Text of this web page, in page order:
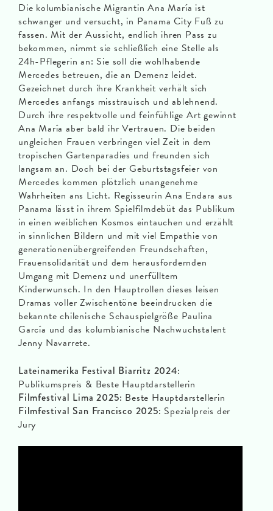
Die kolumbianische Migrantin Ana María ist
schwanger und versucht, in Panama City Fuß zu
fassen. Mit der Aussicht, endlich ihren Pass zu
bekommen, nimmt sie schließlich eine Stelle als
24h-Pflegerin an: Sie soll die wohlhabende
Mercedes betreuen, die an Demenz leidet.
Gezeichnet durch ihre Krankheit verhält sich
Mercedes anfangs misstrauisch und ablehnend.
Durch ihre respektvolle und feinfühlige Art gewinnt
Ana María aber bald ihr Vertrauen. Die beiden
ungleichen Frauen verbringen viel Zeit in dem
tropischen Gartenparadies und freunden sich
langsam an. Doch bei der Geburtstagsfeier von
Mercedes kommen plötzlich unangenehme
Wahrheiten ans Licht. Regisseurin Ana Endara aus
Panama lässt in ihrem Spielfilmdebüt das Publikum
in einen weiblichen Kosmos eintauchen und erzählt
in sinnlichen Bildern und mit viel Empathie von
generationenübergreifenden Freundschaften,
Frauensolidarität und dem herausfordernden
Umgang mit Demenz und unerfülltem
Kinderwunsch. In den Hauptrollen dieses leisen
Dramas voller Zwischentöne beeindrucken die
bekannte chilenische Schauspielgröße Paulina
García und das kolumbianische Nachwuchstalent
Jenny Navarrete.
Lateinamerika Festival Biarritz 2024:
Publikumspreis & Beste Hauptdarstellerin
Filmfestival Lima 2025: Beste Hauptdarstellerin
Filmfestival San Francisco 2025: Spezialpreis der
Jury